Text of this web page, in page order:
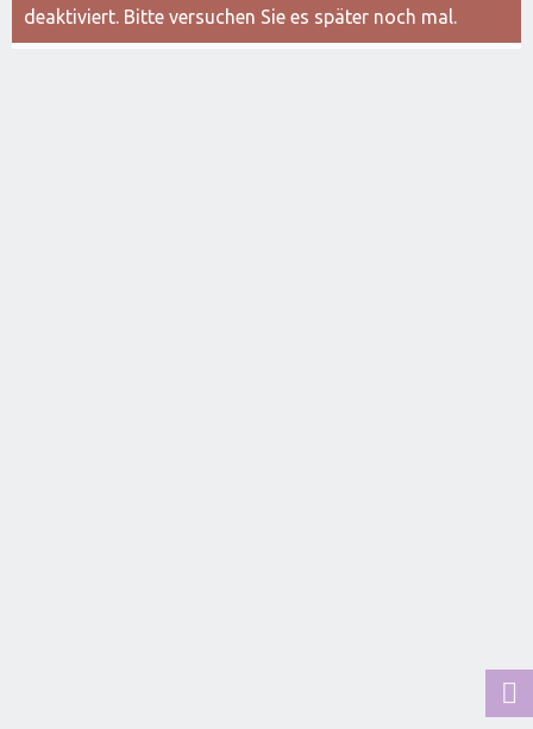
deaktiviert. Bitte versuchen Sie es später noch mal.